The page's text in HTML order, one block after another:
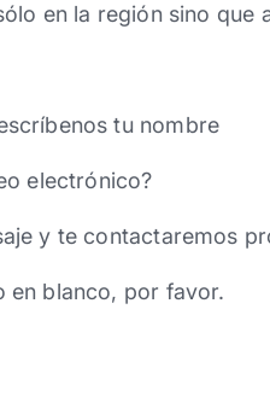
en la región sino que
tu nombre
electrónico?
y te contactaremos
en blanco, por favor.